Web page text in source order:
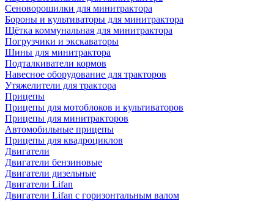
Сеноворошилки для минитрактора
Бороны и культиваторы для минитрактора
Щётка коммунальная для минитрактора
Погрузчики и экскаваторы
Шины для минитрактора
Подталкиватели кормов
Навесное оборудование для тракторов
Утяжелители для трактора
Прицепы
Прицепы для мотоблоков и культиваторов
Прицепы для минитракторов
Автомобильные прицепы
Прицепы для квадроциклов
Двигатели
Двигатели бензиновые
Двигатели дизельные
Двигатели Lifan
Двигатели Lifan с горизонтальным валом